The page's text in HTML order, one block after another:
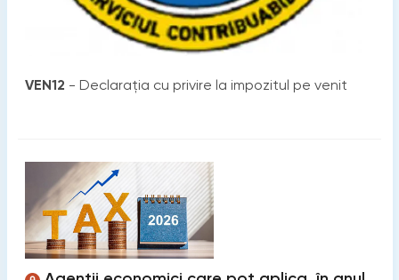
VEN12 - Declaraţia cu privire la impozitul pe venit